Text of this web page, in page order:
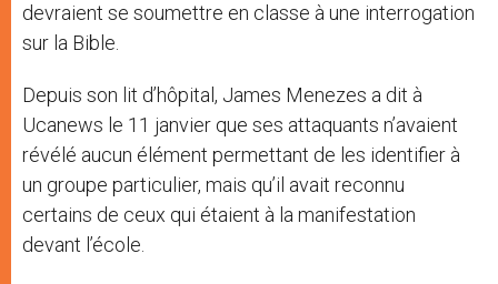
devraient se soumettre en classe à une interrogation
sur la Bible.
Depuis son lit d’hôpital, James Menezes a dit à
Ucanews le 11 janvier que ses attaquants n’avaient
révélé aucun élément permettant de les identifier à
un groupe particulier, mais qu’il avait reconnu
certains de ceux qui étaient à la manifestation
devant l’école.